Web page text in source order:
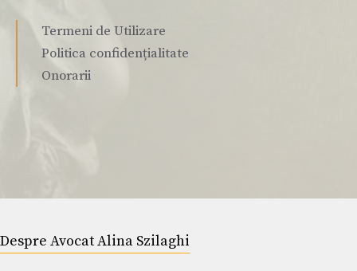
Termeni de Utilizare
Politica confidențialitate
Onorarii
Despre Avocat Alina Szilaghi